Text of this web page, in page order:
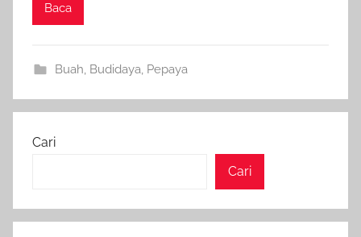
Baca
Buah Budidaya Pepaya
Cari
Cari